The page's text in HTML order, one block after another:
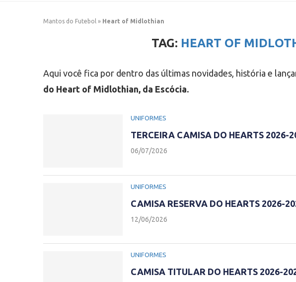
Mantos do Futebol » Heart of Midlothian
TAG: HEART OF
Aqui você fica por dentro das últimas novidades, história e
do Heart of Midlothian, da Escócia.
UNIFORMES
TERCEIRA CAMISA DO HEARTS 2026-
06/07/2026
UNIFORMES
CAMISA RESERVA DO HEARTS 2026-
12/06/2026
UNIFORMES
CAMISA TITULAR DO HEARTS 2026-